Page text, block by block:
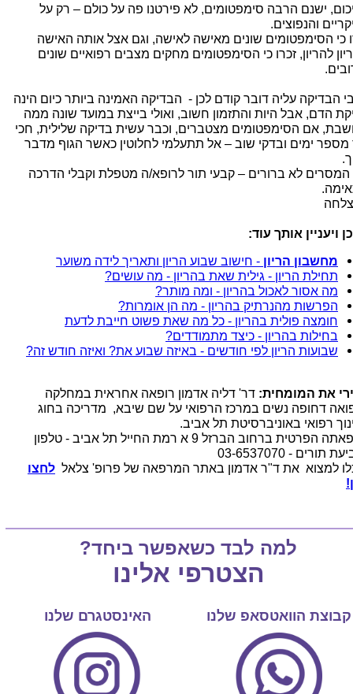
ישנם הרבה סימפטומים, לא פירטנו פה על כולם – רק על
והנפוצים.
כי הסימפטומים שונים מאישה לאישה, וגם אצל אותה האישה
להריון, זכרו כי הסימפטומים מחקים מצבים רפואיים שונים
הבדיקה עליה דובר קודם לכן - הבדיקה האמינה ביותר כיום הינה
הדם, אבל היות והתזמון חשוב, ואולי בייצת במועד שונה ממה
אם הסימפטומים מצטברים, וכבר עשית בדיקה שלילית, חכי
מספר ימים ובדקי שוב – אל תתעלמי לחלוטין כאשר הגוף מדבר
לא ברורים – קבעי תור לרופא/ה מטפלת וקבלי הדרכה
ויעניין אותך עוד:
מחשבון הריון - חישוב שבוע הריון ותאריך לידה משוער
תחילת הריון - גילית שאת בהריון - מה עושים?
מה אסור לאכול בהריון - ומה מותר?
הפרשות מהנרתיק בהריון - מה הן אומרות?
חומצה פולית בהריון - כל מה שאת פשוט חייבת לדעת
בחילות בהריון - כיצד מתמודדים?
שבועות הריון לפי חודשים - באיזה שבוע את? ואיזה חודש זה?
את המומחית: דר' דליה אדמון רופאה אחראית במחלקה
דחופה נשים במרכז הרפואי על שם שיבא, מדריכה בחוג
רפואי באוניברסיטת תל אביב.
מרפאתה הפרטית ברחוב הברזל 9 א רמת החייל תל אביב - טלפון
תורים - 03-6537070
למצוא את ד"ר אדמון באתר המרפאה של פרופ' צלאל לחצו
למה לבד כשאפשר ביחד?
הצטרפי אלינו
קבוצת הוואטסאפ שלנו האינסטגרם שלנו